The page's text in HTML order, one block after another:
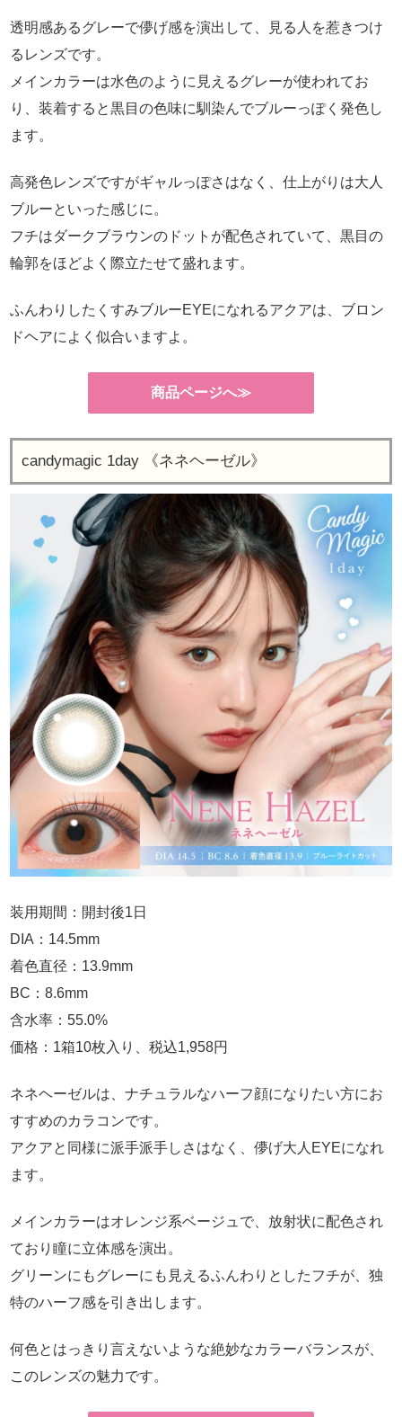
透明感あるグレーで儚げ感を演出して、見る人を惹きつけ
るレンズです。
メインカラーは水色のように見えるグレーが使われてお
り、装着すると黒目の色味に馴染んでブルーっぽく発色し
ます。
高発色レンズですがギャルっぽさはなく、仕上がりは大人
ブルーといった感じに。
フチはダークブラウンのドットが配色されていて、黒目の
輪郭をほどよく際立たせて盛れます。
ふんわりしたくすみブルーEYEになれるアクアは、ブロン
ドヘアによく似合いますよ。
商品ページへ≫
candymagic 1day 《ネネヘーゼル》
装用期間：開封後1日
DIA：14.5mm
着色直径：13.9mm
BC：8.6mm
含水率：55.0%
価格：1箱10枚入り、税込1,958円
ネネヘーゼルは、ナチュラルなハーフ顔になりたい方にお
すすめのカラコンです。
アクアと同様に派手派手しさはなく、儚げ大人EYEになれ
ます。
メインカラーはオレンジ系ベージュで、放射状に配色され
ており瞳に立体感を演出。
グリーンにもグレーにも見えるふんわりとしたフチが、独
特のハーフ感を引き出します。
何色とはっきり言えないような絶妙なカラーバランスが、
このレンズの魅力です。